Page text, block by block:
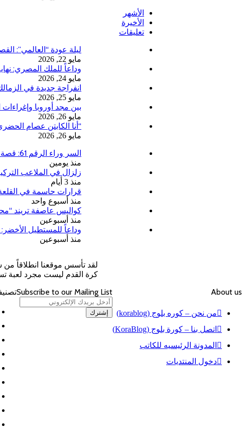
الأشهر
الأخيرة
تعليقات
ليلة عودة “العالمي”:
مايو 22, 2026
وداعاً للملك المصري:
مايو 24, 2026
انفراجة جديدة في
مايو 25, 2026
بين مجد أوروبا
مايو 26, 2026
“أنا الكابتن عصام
مايو 26, 2026
السر وراء الرقم 61: قصة ظهور محمد صلاح بقميص طرابزون سبور التركي
منذ يومين
زلزال في الملاعب
منذ 3 أيام
قرارات حاسمة في
منذ أسبوع واحد
كواليس عاصفة تريند
منذ أسبوعين
وداعاً للمستطيل
منذ أسبوعين
لقد تأسس موقعنا انطلاقاً
كرة القدم ليست مجرد لعبة تستمر لـ 90 دقيقة، بل هي لغة عالمية تجمعنا، وثقافة نعيش
About us
من نحن – كوره بلوج (korablog)
اتصل بنا – كورة بلوج (KoraBlog)
المدونة الرئيسيه للكاتب
دخول المنتديات
Subscribe to our Mailing List
أدخل
بريدك
الإلكتروني